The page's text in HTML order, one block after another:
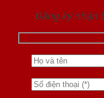
Đăng ký nhận